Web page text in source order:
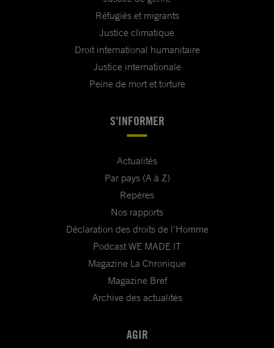
Réfugiés et migrants
Justice climatique
Droit international humanitaire
Justice internationale
Peine de mort et torture
S'INFORMER
Actualités
Par pays (A à Z)
Repères
Nos rapports
Déclaration des droits de l'Homme
Podcast WE MADE IT
Magazine La Chronique
Magazine Bref
Archive des actualités
AGIR